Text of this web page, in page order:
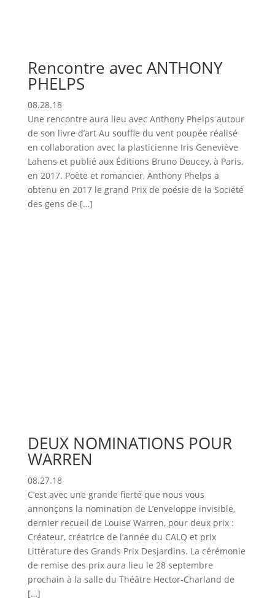
Rencontre avec ANTHONY
PHELPS
08.28.18
Une rencontre aura lieu avec Anthony Phelps autour
de son livre d’art Au souffle du vent poupée réalisé
en collaboration avec la plasticienne Iris Geneviève
Lahens et publié aux Éditions Bruno Doucey, à Paris,
en 2017. Poète et romancier, Anthony Phelps a
obtenu en 2017 le grand Prix de poésie de la Société
des gens de […]
DEUX NOMINATIONS POUR
WARREN
08.27.18
C’est avec une grande fierté que nous vous
annonçons la nomination de L’enveloppe invisible,
dernier recueil de Louise Warren, pour deux prix :
Créateur, créatrice de l’année du CALQ et prix
Littérature des Grands Prix Desjardins. La cérémonie
de remise des prix aura lieu le 28 septembre
prochain à la salle du Théâtre Hector-Charland de
[…]